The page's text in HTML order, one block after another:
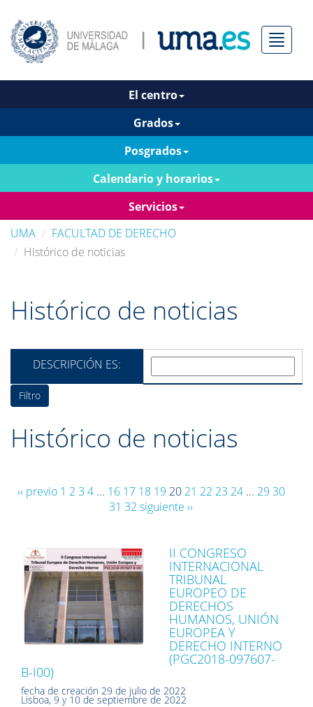
Menú
El centro
Grados
Posgrados
Calendario y horarios
Servicios
UMA
FACULTAD DE DERECHO
Histórico de noticias
Histórico de noticias
DESCRIPCIÓN ES:
Histórico de noticias
‹‹ previo 1 2 3 4... 16 17 18 19 20 21 22 23 24... 29 30
31 32 siguiente ››
II CONGRESO
INTERNACIONAL
TRIBUNAL
EUROPEO DE
DERECHOS
HUMANOS, UNIÓN
EUROPEA Y
DERECHO INTERNO
(PGC2018-097607-
B-I00)
fecha de creación 29 de julio de 2022
Lisboa, 9 y 10 de septiembre de 2022